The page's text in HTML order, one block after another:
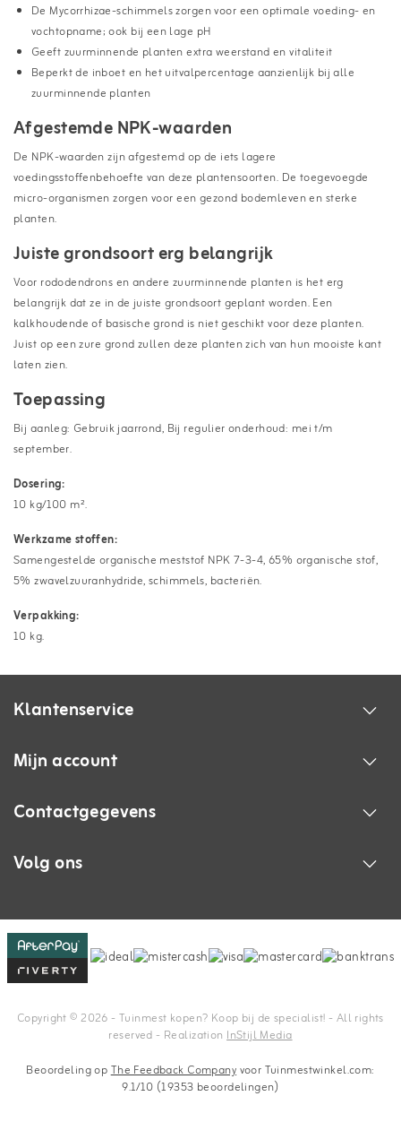
De Mycorrhizae-schimmels zorgen voor een optimale voeding- en
vochtopname; ook bij een lage pH
Geeft zuurminnende planten extra weerstand en vitaliteit
Beperkt de inboet en het uitvalpercentage aanzienlijk bij alle
zuurminnende planten
Afgestemde NPK-waarden
De NPK-waarden zijn afgestemd op de iets lagere
voedingsstoffenbehoefte van deze plantensoorten. De toegevoegde
micro-organismen zorgen voor een gezond bodemleven en sterke
planten.
Juiste grondsoort erg belangrijk
Voor rododendrons en andere zuurminnende planten is het erg
belangrijk dat ze in de juiste grondsoort geplant worden. Een
kalkhoudende of basische grond is niet geschikt voor deze planten.
Juist op een zure grond zullen deze planten zich van hun mooiste kant
laten zien.
Toepassing
Bij aanleg: Gebruik jaarrond, Bij regulier onderhoud: mei t/m
september.
Dosering:
10 kg/100 m².
Werkzame stoffen:
Samengestelde organische meststof NPK 7-3-4, 65% organische stof,
5% zwavelzuuranhydride, schimmels, bacteriën.
Verpakking:
10 kg.
Klantenservice
Mijn account
Contactgegevens
Volg ons
Copyright © 2026 - Tuinmest kopen? Koop bij de specialist! - All rights
reserved - RealizationInStijl Media
Beoordeling opThe Feedback Companyvoor Tuinmestwinkel.com:
9.1/10 (19353 beoordelingen)